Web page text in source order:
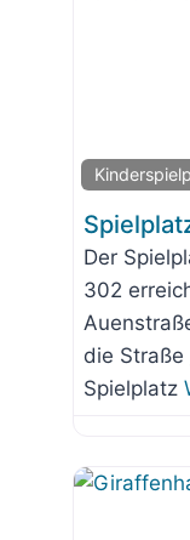
Der
302
die Straße
Spielplatz